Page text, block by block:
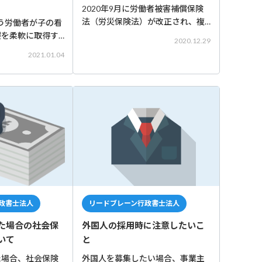
働者が子の看
柔軟に取得す
能となりまし
1日より施行）
2021.01.04
2020年9月に労働者被害補償保険
法（労災保険法）が改正され、複
日）以降に、怪我や病気になった
労働者、お亡くなりになった労
2020.12.29
書士法人
場合の社会保
て
合、社会保険
リードブレーン行政書士法人
外国人の採用時に注意したいこ
と
外国人を募集したい場合、事業主